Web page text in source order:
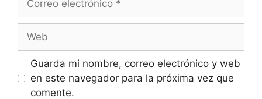
electrónico
Guarda mi nombre, correo electrónico y web
en este navegador para la próxima vez que
comente.